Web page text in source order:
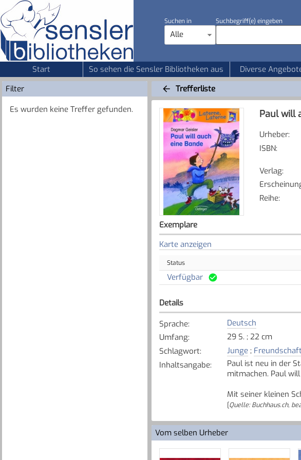
Suchen in
Alle
Suchbegriff(e) eingeben
Start So sehen die Sensler Bibliotheken aus Diverse
Filter
Es wurden keine Treffer gefunden.
Trefferliste
Paul will
Urheber:
ISBN:
Verlag:
Reihe:
Exemplare
Karte anzeigen
Status
Verfügbar
Details
Sprache:
Deutsch
Umfang:
29 S. ; 22 cm
Schlagwort: Junge; Freundschaft
Inhaltsangabe:
Paul ist neu in der
mitmachen. Paul
Mit seiner kleinen
[Quelle: Buchhaus.ch,
Vom selben Urheber